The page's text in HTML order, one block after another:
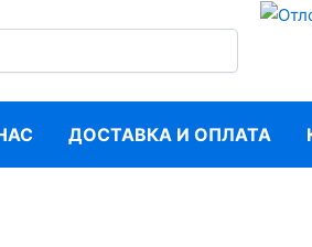
ДОСТАВКА И ОПЛАТА